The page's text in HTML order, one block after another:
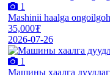
1
Mashinii haalga
35,000₮
2026-07-26
1
Машины хаалга